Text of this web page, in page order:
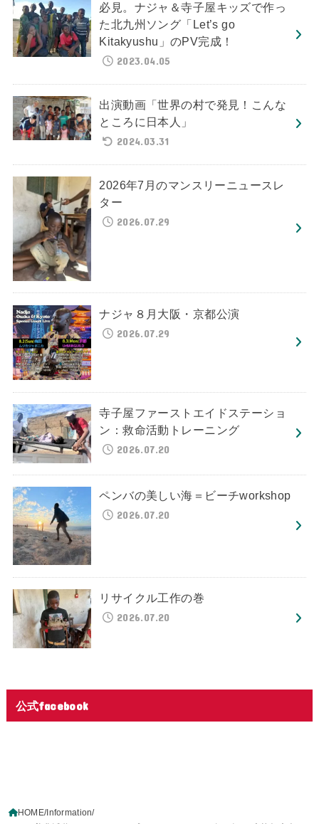
必見。ナジャ＆寺子屋キッズで作っ
た北九州ソング「Let’s go
Kitakyushu」のPV完成！
2023.04.05
出演動画「世界の村で発見！こんな
ところに日本人」
2024.03.31
2026年7月のマンスリーニュースレ
ター
2026.07.29
ナジャ８月大阪・京都公演
2026.07.29
寺子屋ファーストエイドステーショ
ン：救命活動トレーニング
2026.07.20
ペンバの美しい海＝ビーチworkshop
2026.07.20
リサイクル工作の巻
2026.07.20
公式facebook
HOME Information